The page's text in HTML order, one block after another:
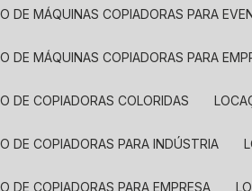
DE MÁQUINAS COPIADORAS PARA
DE MÁQUINAS COPIADORAS PARA
DE COPIADORAS COLORIDAS
DE COPIADORAS PARA INDÚSTRIA
DE COPIADORAS PARA EMPRESA